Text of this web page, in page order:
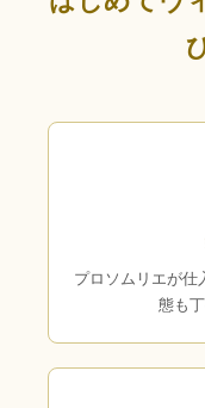
プロソムリエが仕
態も